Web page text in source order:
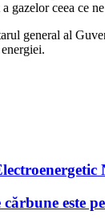
gazelor ceea ce
general al
este